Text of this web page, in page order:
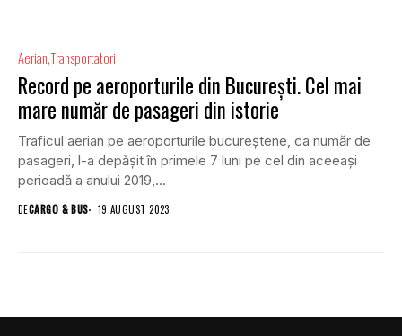
AerianTransportatori
Record pe aeroporturile din Bucureşti. Cel mai
mare număr de pasageri din istorie
Traficul aerian pe aeroporturile bucureştene, ca număr de
pasageri, l-a depăşit în primele 7 luni pe cel din aceeaşi
perioadă a anului 2019,...
DECARGO & BUS 19 AUGUST 2023